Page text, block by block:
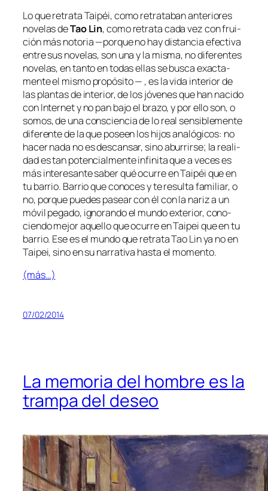
Lo que re­tra­taTaipéi, co­mo re­tra­ta­ban an­te­rio­res
no­ve­las deTao Lin, co­mo re­tra­ta ca­da vez con frui­
ción más no­to­ria —por­que no hay dis­tan­cia efec­ti­va
en­tre sus no­ve­las, son una y la mis­ma, no di­fe­ren­tes
no­ve­las, en tan­to en to­das ellas se bus­ca exac­ta­
men­te el mis­mo pro­pó­si­to — , es la vi­da in­te­rior de
las plan­tas de in­te­rior, de los jó­ve­nes que han na­ci­do
con Internet y no pan ba­jo el bra­zo, y por ello son, o
so­mos, de una cons­cien­cia de lo real sen­si­ble­men­te
di­fe­ren­te de la que po­seen los hi­jos ana­ló­gi­cos: no
ha­cer na­da no es des­can­sar, sino abu­rrir­se; la reali­
dad es tan po­ten­cial­men­te in­fi­ni­ta que a ve­ces es
más in­tere­san­te sa­ber qué ocu­rre en Taipéi que en
tu ba­rrio. Barrio que co­no­ces y te re­sul­ta fa­mi­liar, o
no, por­que pue­des pa­sear con él con la na­riz a un
mó­vil pe­ga­do, ig­no­ran­do el mun­do ex­te­rior, co­no­
cien­do me­jor aque­llo que ocu­rre en Taipei que en tu
ba­rrio. Ese es el mun­do que re­tra­ta Tao Lin ya no en
Taipei, sino en su na­rra­ti­va has­ta el momento.
(más…)
07/02/2014
La memoria del hombre es la
trampa del deseo